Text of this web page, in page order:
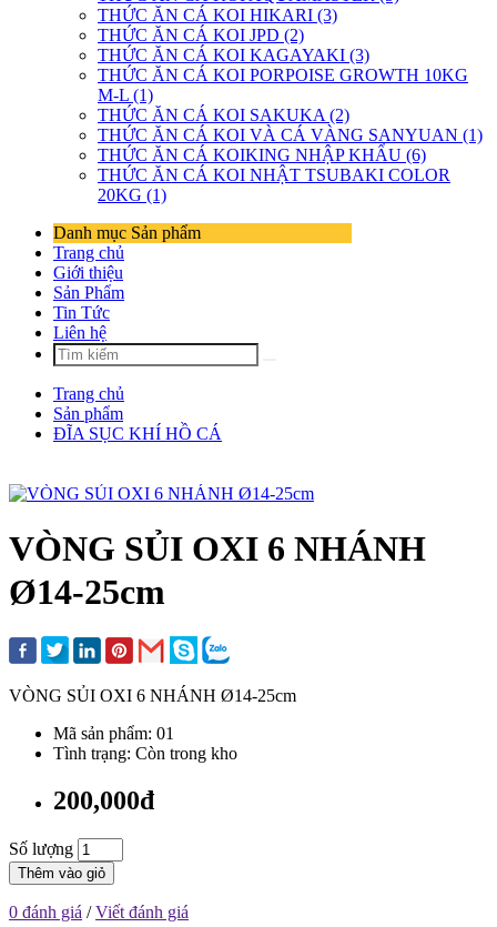
THỨC ĂN CÁ KOI HIKARI (3)
THỨC ĂN CÁ KOI JPD (2)
THỨC ĂN CÁ KOI KAGAYAKI (3)
THỨC ĂN CÁ KOI PORPOISE GROWTH 10KG
M-L (1)
THỨC ĂN CÁ KOI SAKUKA (2)
THỨC ĂN CÁ KOI VÀ CÁ VÀNG SANYUAN (1)
THỨC ĂN CÁ KOIKING NHẬP KHẨU (6)
THỨC ĂN CÁ KOI NHẬT TSUBAKI COLOR
20KG (1)
Danh mục Sản phẩm
Trang chủ
Giới thiệu
Sản Phẩm
Tin Tức
Liên hệ
Trang chủ
Sản phẩm
ĐĨA SỤC KHÍ HỒ CÁ
VÒNG SỦI OXI 6 NHÁNH
Ø14-25cm
VÒNG SỦI OXI 6 NHÁNH Ø14-25cm
Mã sản phẩm: 01
Tình trạng: Còn trong kho
200,000đ
Số lượng
Thêm vào giỏ
0 đánh giá /Viết đánh giá